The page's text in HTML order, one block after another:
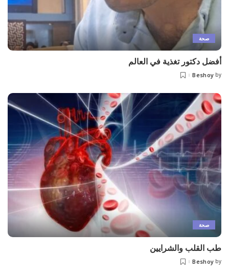
صحة
أفضل دكتور تغذية في العالم
Posted
by
Beshoy
صحة
طب القلب والشرايين
Posted
by
Beshoy